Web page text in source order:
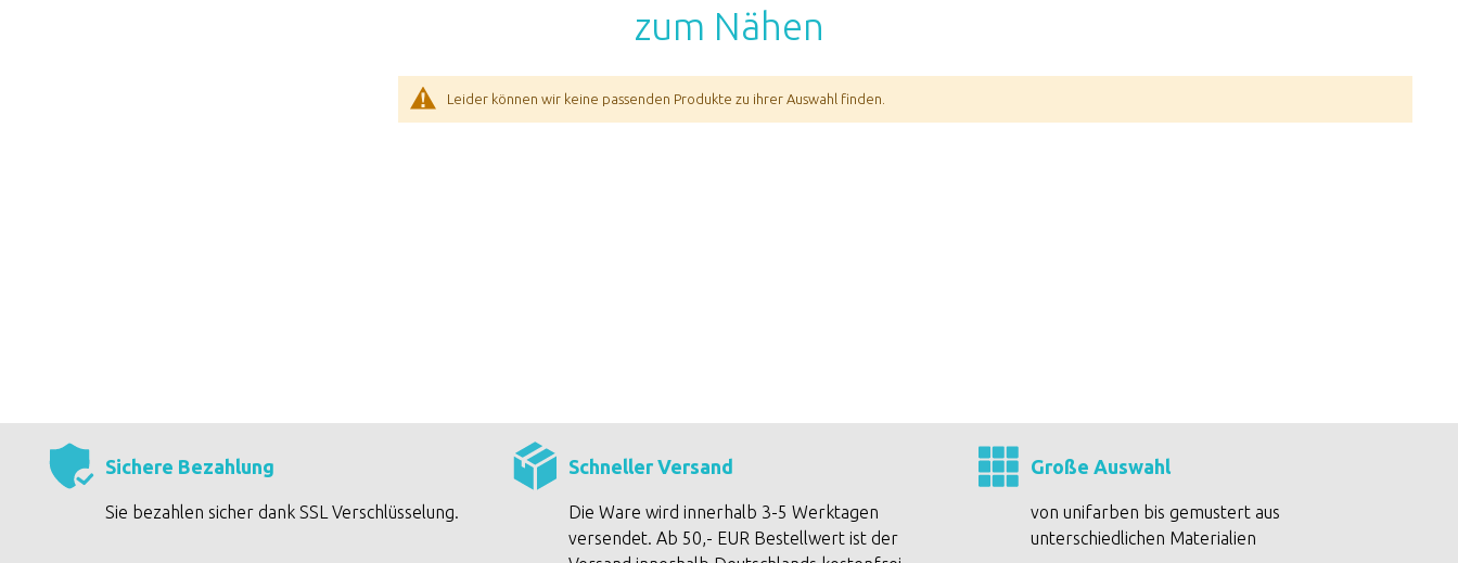
zum Nähen
Leider können wir keine passenden Produkte zu ihrer Auswahl finden.
Sichere Bezahlung
Sie bezahlen sicher dank SSL Verschlüsselung.
Schneller Versand
Die Ware wird innerhalb 3-5 Werktagen
versendet. Ab 50,- EUR Bestellwert ist der
Große Auswahl
von unifarben bis gemustert aus
unterschiedlichen Materialien